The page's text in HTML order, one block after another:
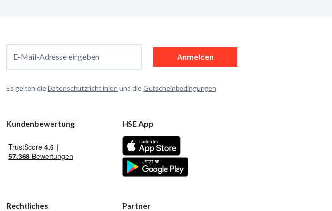
E-Mail-Adresse eingeben Anmelden
Es gelten dieDatenschutzrichtlinien und dieGutscheinbedingungen
Kundenbewertung HSE App
Rechtliches Partner